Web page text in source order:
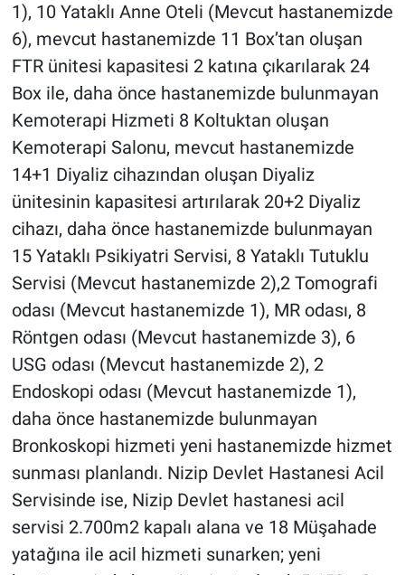
1), 10 Yataklı Anne Oteli (Mevcut hastanemizde
6), mevcut hastanemizde 11 Box’tan oluşan
FTR ünitesi kapasitesi 2 katına çıkarılarak 24
Box ile, daha önce hastanemizde bulunmayan
Kemoterapi Hizmeti 8 Koltuktan oluşan
Kemoterapi Salonu, mevcut hastanemizde
14+1 Diyaliz cihazından oluşan Diyaliz
ünitesinin kapasitesi artırılarak 20+2 Diyaliz
cihazı, daha önce hastanemizde bulunmayan
15 Yataklı Psikiyatri Servisi, 8 Yataklı Tutuklu
Servisi (Mevcut hastanemizde 2),2 Tomografi
odası (Mevcut hastanemizde 1), MR odası, 8
Röntgen odası (Mevcut hastanemizde 3), 6
USG odası (Mevcut hastanemizde 2), 2
Endoskopi odası (Mevcut hastanemizde 1),
daha önce hastanemizde bulunmayan
Bronkoskopi hizmeti yeni hastanemizde hizmet
sunması planlandı. Nizip Devlet Hastanesi Acil
Servisinde ise, Nizip Devlet hastanesi acil
servisi 2.700m2 kapalı alana ve 18 Müşahade
yatağına ile acil hizmeti sunarken; yeni